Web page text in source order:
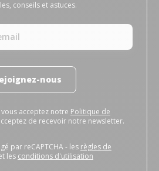
conseils et astuces.
nous
acceptez notre Politique de
de recevoir notre newsletter.
par reCAPTCHA - les règles de
les conditions d'utilisation